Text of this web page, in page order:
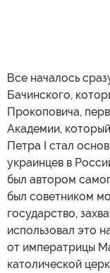
Все началось
Бачинского,
Прокоповича,
Академии,
Петра I стал
украинцев в
был автором
был советником
государство,
использовал это
от императрицы
католической